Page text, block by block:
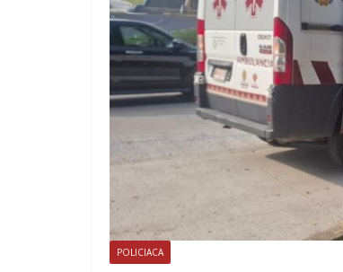
POLICIACA